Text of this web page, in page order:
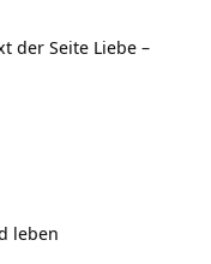
der Seite Liebe –
leben